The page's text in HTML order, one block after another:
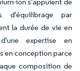
d'équilibrage par
la durée de vie en
expertise en
en conception parce
composition de